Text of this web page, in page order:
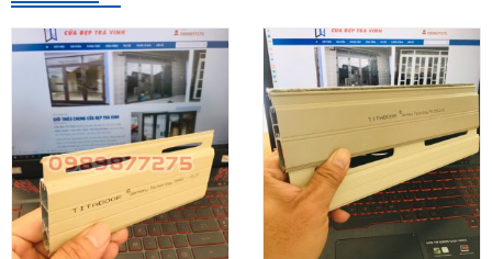
HOÀN THÀNH
Đăng ký tư vấn trực tiếp 24/7:
0989877275